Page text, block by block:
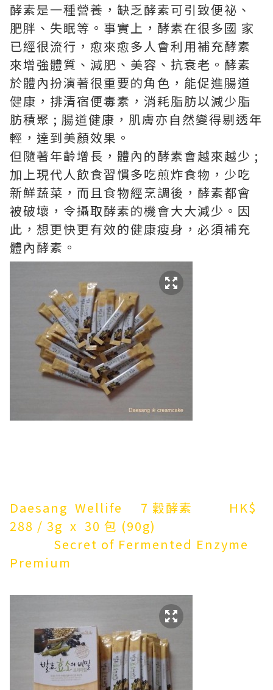
酵素是一種營養，缺乏酵素可引致便祕、
肥胖、失眠等。事實上，酵素在很多國 家
已經很流行，愈來愈多人會利用補充酵素
來增強體質、減肥、美容、抗衰老。酵素
於體內扮演著很重要的角色，能促進腸道
健康，排清宿便毒素，消耗脂肪以減少脂
肪積聚 ; 腸道健康，肌膚亦自然變得剔透年
輕，達到美顏效果。
但隨著年齡增長，體內的酵素會越來越少 ;
加上現代人飲食習慣多吃煎炸食物，少吃
新鮮蔬菜，而且食物經烹調後，酵素都會
被破壞，令攝取酵素的機會大大減少。因
此，想更快更有效的健康瘦身，必須補充
體內酵素。
Daesang Wellife 7 穀酵素 HK$
288 / 3g x 30 包 (90g)
Secret of Fermented Enzyme
Premium